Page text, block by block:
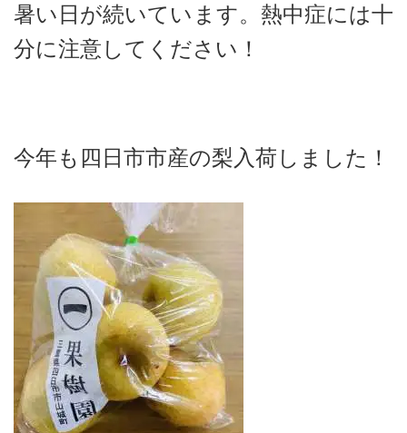
暑い日が続いています。熱中症には十
分に注意してください！
今年も四日市市産の梨入荷しました！